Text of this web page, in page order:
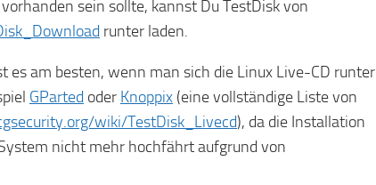
sein sollte, kannst Du TestDisk von
runter laden.
es am besten, wenn man sich die Linux Live-CD runter
GParted oder Knoppix (eine vollständige Liste von
wiki/TestDisk_Livecd), da die Installation
nicht mehr hochfährt aufgrund von